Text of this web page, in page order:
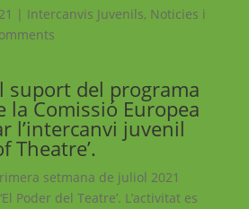
| Intercanvis Juvenils, Noticies i
suport del programa
la Comissió Europea
l’intercanvi juvenil
Theatre’.
setmana de juliol 2021
Poder del Teatre’. L’activitat es